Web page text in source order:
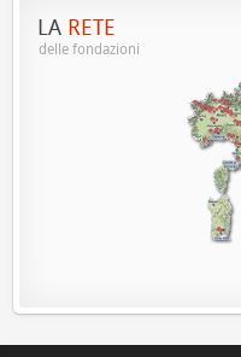
LA RETE
delle fondazioni